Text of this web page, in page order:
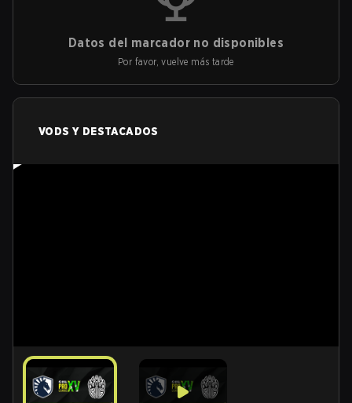
Datos del marcador no disponibles
Por favor, vuelve más tarde
VODS Y DESTACADOS